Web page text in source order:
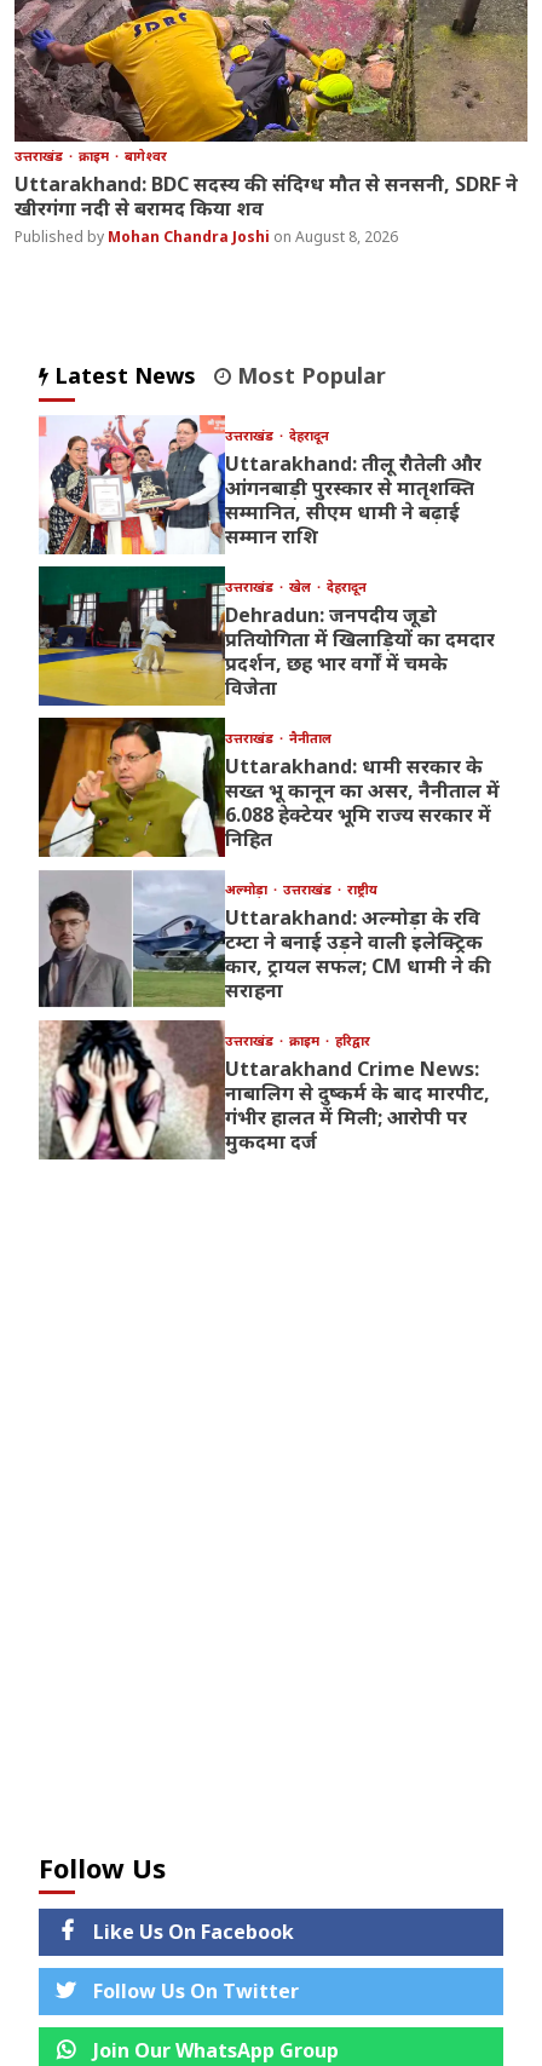
उत्तराखंड क्राइम बागेश्वर
Uttarakhand: BDC सदस्य की संदिग्ध मौत से सनसनी, SDRF ने
खीरगंगा नदी से बरामद किया शव
Mohan Chandra Joshi August 8, 2026
Latest News Most Popular
उत्तराखंड देहरादून
Uttarakhand: तीलू रौतेली और
आंगनबाड़ी पुरस्कार से मातृशक्ति
सम्मानित, सीएम धामी ने बढ़ाई
सम्मान राशि
उत्तराखंड खेल देहरादून
Dehradun: जनपदीय जूडो
प्रतियोगिता में खिलाड़ियों का दमदार
प्रदर्शन, छह भार वर्गों में चमके
विजेता
उत्तराखंड नैनीताल
Uttarakhand: धामी सरकार के
सख्त भू कानून का असर, नैनीताल में
6.088 हेक्टेयर भूमि राज्य सरकार में
निहित
अल्मोड़ा उत्तराखंड राष्ट्रीय
Uttarakhand: अल्मोड़ा के रवि
टम्टा ने बनाई उड़ने वाली इलेक्ट्रिक
कार, ट्रायल सफल; CM धामी ने की
सराहना
उत्तराखंड क्राइम हरिद्वार
Uttarakhand Crime News:
नाबालिग से दुष्कर्म के बाद मारपीट,
गंभीर हालत में मिली; आरोपी पर
मुकदमा दर्ज
Follow Us
Like Us On Facebook
Follow Us On Twitter
Join Our WhatsApp Group